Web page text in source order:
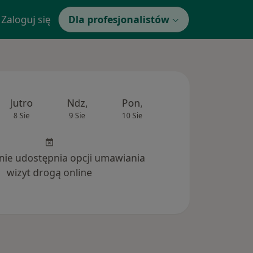
Zaloguj się Dla profesjonalistów
Jutro
8 Sie
Ndz,
9 Sie
Pon,
10 Sie
udostępnia opcji umawiania
wizyt drogą online